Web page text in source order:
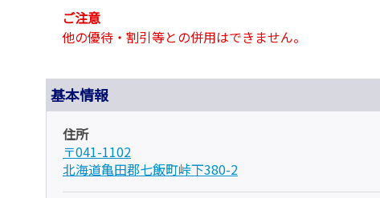
ご注意
他の優待・割引等との併用はできません。
基本情報
住所
〒041-1102
北海道亀田郡七飯町峠下380-2